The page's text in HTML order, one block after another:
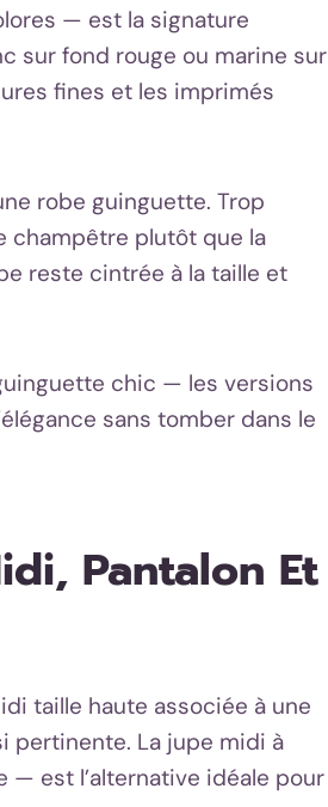
— est la signature
sur fond rouge ou marine sur
fines et les imprimés
robe guinguette. Trop
champêtre plutôt que la
reste cintrée à la taille et
chic — les versions
sans tomber dans le
Pantalon Et
taille haute associée à une
pertinente. La jupe midi à
est l’alternative idéale pour